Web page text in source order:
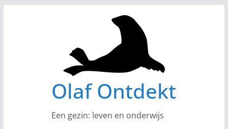
Olaf Ontdekt
Een gezin: leven en onderwijs